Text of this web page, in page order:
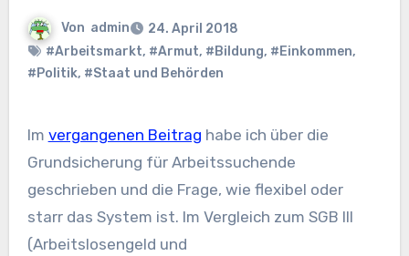
Von admin
24. April 2018
#Arbeitsmarkt, #Armut, #Bildung, #Einkommen,
#Politik, #Staat und Behörden
Im vergangenen Beitrag habe ich über die
Grundsicherung für Arbeitssuchende
geschrieben und die Frage, wie flexibel oder
starr das System ist. Im Vergleich zum SGB III
(Arbeitslosengeld und